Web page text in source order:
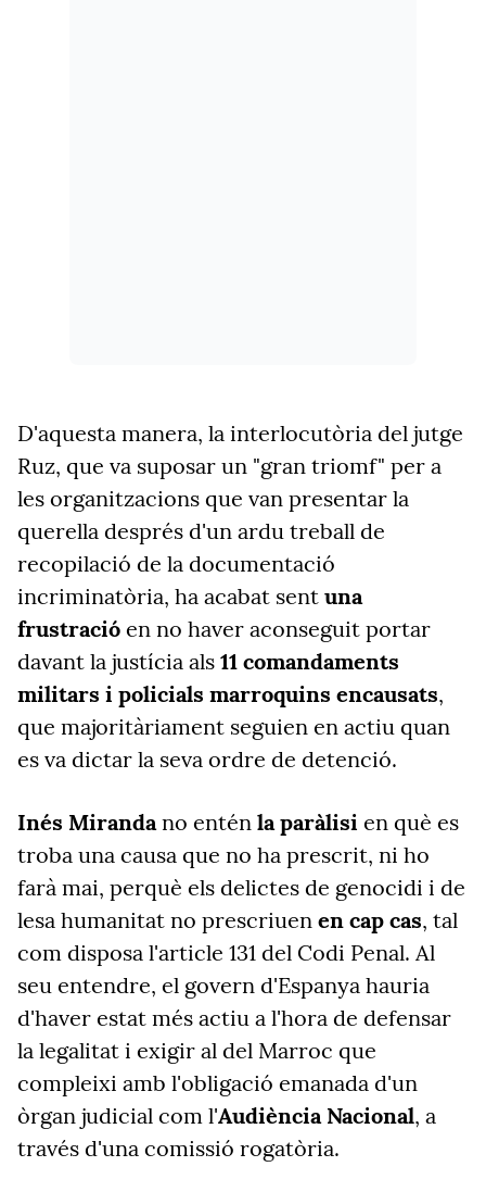
D'aquesta manera, la interlocutòria del jutge
Ruz, que va suposar un "gran triomf" per a
les organitzacions que van presentar la
querella després d'un ardu treball de
recopilació de la documentació
incriminatòria, ha acabat sent una
frustració en no haver aconseguit portar
davant la justícia als 11 comandaments
militars i policials marroquins encausats,
que majoritàriament seguien en actiu quan
es va dictar la seva ordre de detenció.
Inés Mirandano entén la paràlisi en què es
troba una causa que no ha prescrit, ni ho
farà mai, perquè els delictes de genocidi i de
lesa humanitat no prescriuen en cap cas, tal
com disposa l'article 131 del Codi Penal. Al
seu entendre, el govern d'Espanya hauria
d'haver estat més actiu a l'hora de defensar
la legalitat i exigir al del Marroc que
compleixi amb l'obligació emanada d'un
òrgan judicial com l'Audiència Nacional, a
través d'una comissió rogatòria.